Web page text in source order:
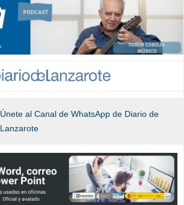
Jump to navigation
Únete al Canal de WhatsApp de Diario de
Lanzarote